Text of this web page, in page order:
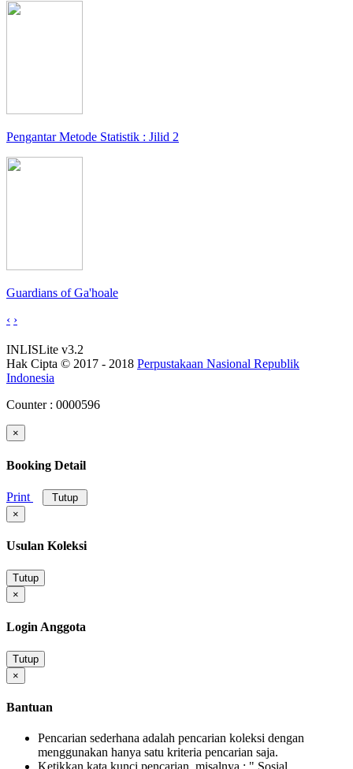
Pengantar Metode Statistik : Jilid 2
Guardians of Ga'hoale
‹ ›
INLISLite v3.2
Hak Cipta © 2017 - 2018 Perpustakaan Nasional Republik
Indonesia
Counter : 0000596
×
Booking Detail
Print
Tutup
×
Usulan Koleksi
Tutup
×
Login Anggota
Tutup
×
Bantuan
Pencarian sederhana adalah pencarian koleksi dengan
menggunakan hanya satu kriteria pencarian saja.